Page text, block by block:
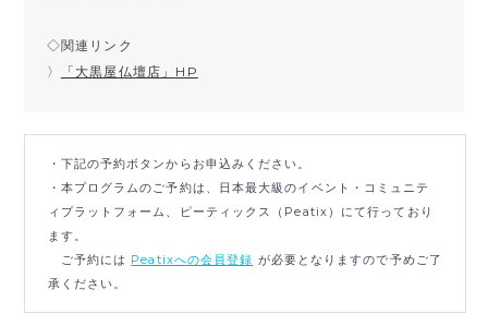
◇関連リンク
〉
「大黒屋仏壇店」HP
・下記の予約ボタンからお申込みください。
・本プログラムのご予約は、日本最大級のイベント・コミュニテ
ィプラットフォーム、ピーティックス（Peatix）にて行っており
ます。
ご予約には Peatixへの会員登録 が必要となりますので予めご了
承ください。